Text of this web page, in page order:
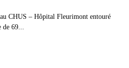
CHUS – Hôpital Fleurimont entouré
69...